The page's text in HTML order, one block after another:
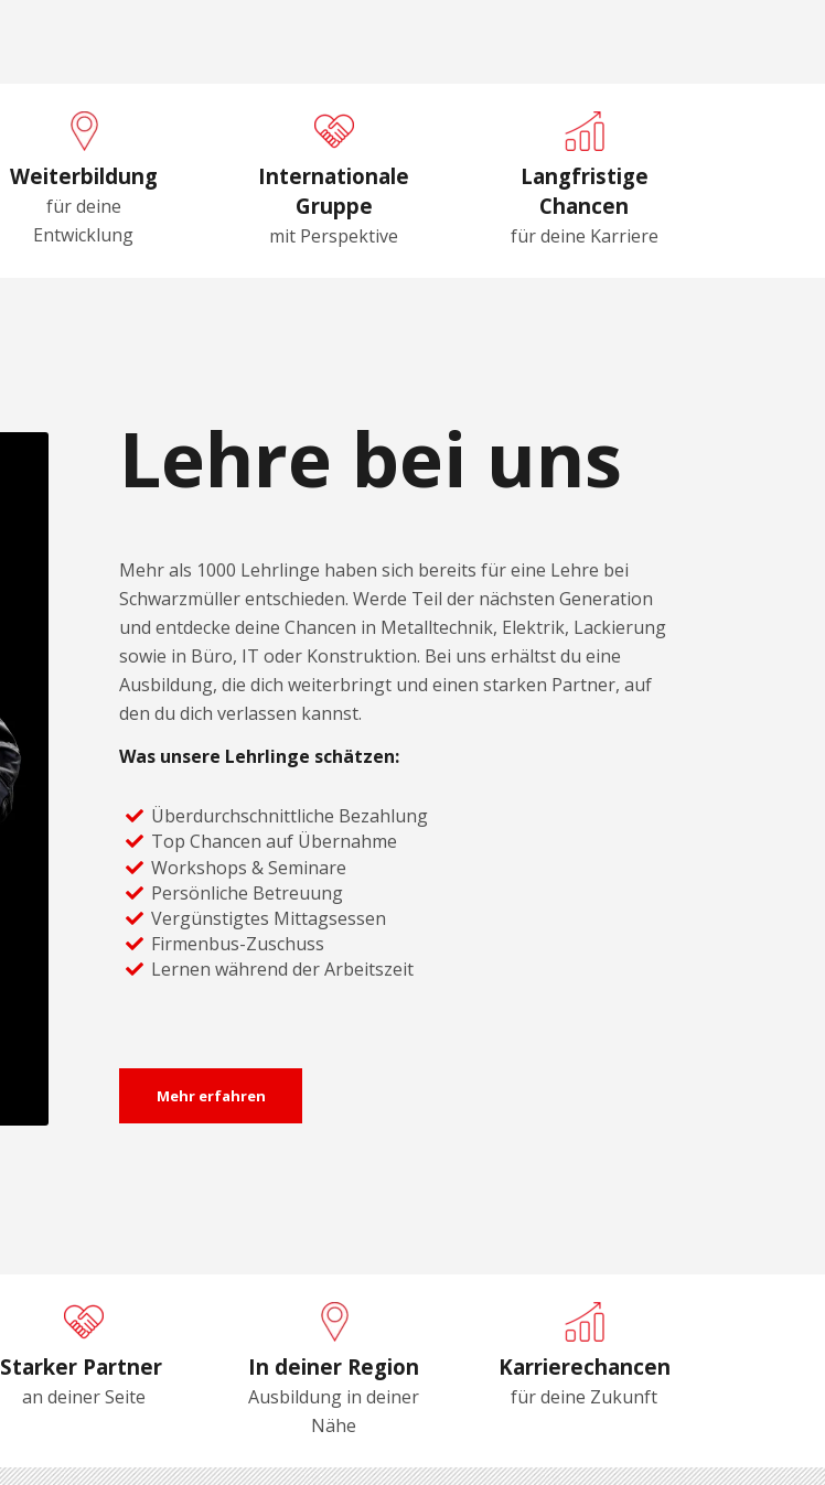
Weiterbildung
für deine
Entwicklung
Internationale
Gruppe
mit Perspektive
Langfristige
Chancen
für deine Karriere
Lehre bei uns
Mehr als 1000 Lehrlinge haben sich bereits für eine Lehre bei
Schwarzmüller entschieden. Werde Teil der nächsten Generation
und entdecke deine Chancen in Metalltechnik, Elektrik, Lackierung
sowie in Büro, IT oder Konstruktion. Bei uns erhältst du eine
Ausbildung, die dich weiterbringt und einen starken Partner, auf
den du dich verlassen kannst.
Was unsere Lehrlinge schätzen:
Überdurchschnittliche Bezahlung
Top Chancen auf Übernahme
Workshops & Seminare
Persönliche Betreuung
Vergünstigtes Mittagsessen
Firmenbus-Zuschuss
Lernen während der Arbeitszeit
Mehr erfahren
Starker Partner
an deiner Seite
In deiner Region
Ausbildung in deiner
Nähe
Karrierechancen
für deine Zukunft